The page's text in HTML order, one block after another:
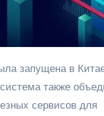
также
сервисов для